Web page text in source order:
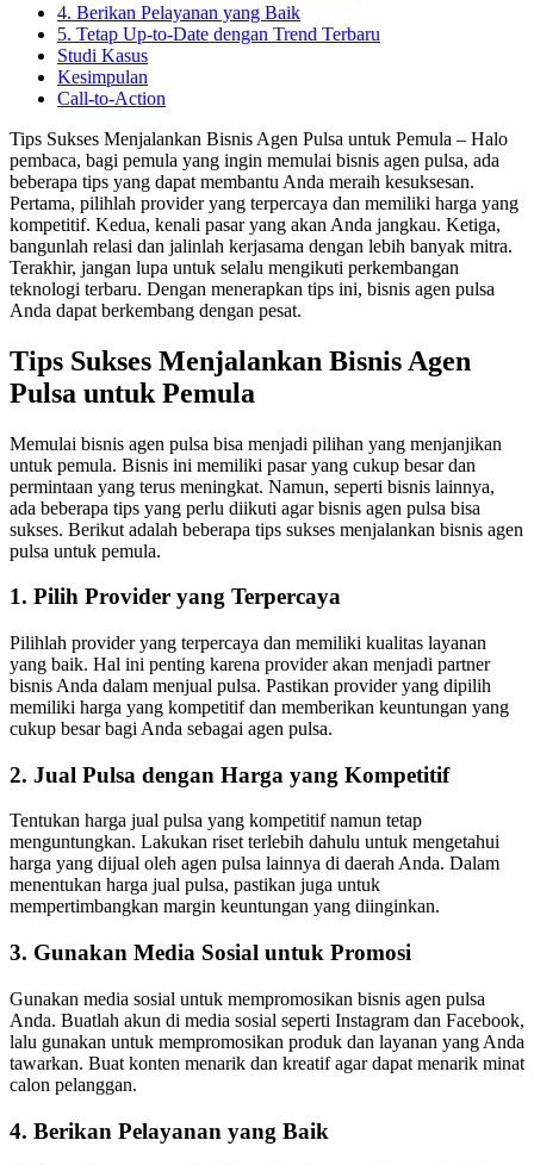
4. Berikan Pelayanan yang Baik
5. Tetap Up-to-Date dengan Trend Terbaru
Studi Kasus
Kesimpulan
Call-to-Action
Tips Sukses Menjalankan Bisnis Agen Pulsa untuk Pemula – Halo
pembaca, bagi pemula yang ingin memulai bisnis agen pulsa, ada
beberapa tips yang dapat membantu Anda meraih kesuksesan.
Pertama, pilihlah provider yang terpercaya dan memiliki harga yang
kompetitif. Kedua, kenali pasar yang akan Anda jangkau. Ketiga,
bangunlah relasi dan jalinlah kerjasama dengan lebih banyak mitra.
Terakhir, jangan lupa untuk selalu mengikuti perkembangan
teknologi terbaru. Dengan menerapkan tips ini, bisnis agen pulsa
Anda dapat berkembang dengan pesat.
Tips Sukses Menjalankan Bisnis Agen
Pulsa untuk Pemula
Memulai bisnis agen pulsa bisa menjadi pilihan yang menjanjikan
untuk pemula. Bisnis ini memiliki pasar yang cukup besar dan
permintaan yang terus meningkat. Namun, seperti bisnis lainnya,
ada beberapa tips yang perlu diikuti agar bisnis agen pulsa bisa
sukses. Berikut adalah beberapa tips sukses menjalankan bisnis agen
pulsa untuk pemula.
1. Pilih Provider yang Terpercaya
Pilihlah provider yang terpercaya dan memiliki kualitas layanan
yang baik. Hal ini penting karena provider akan menjadi partner
bisnis Anda dalam menjual pulsa. Pastikan provider yang dipilih
memiliki harga yang kompetitif dan memberikan keuntungan yang
cukup besar bagi Anda sebagai agen pulsa.
2. Jual Pulsa dengan Harga yang Kompetitif
Tentukan harga jual pulsa yang kompetitif namun tetap
menguntungkan. Lakukan riset terlebih dahulu untuk mengetahui
harga yang dijual oleh agen pulsa lainnya di daerah Anda. Dalam
menentukan harga jual pulsa, pastikan juga untuk
mempertimbangkan margin keuntungan yang diinginkan.
3. Gunakan Media Sosial untuk Promosi
Gunakan media sosial untuk mempromosikan bisnis agen pulsa
Anda. Buatlah akun di media sosial seperti Instagram dan Facebook,
lalu gunakan untuk mempromosikan produk dan layanan yang Anda
tawarkan. Buat konten menarik dan kreatif agar dapat menarik minat
calon pelanggan.
4. Berikan Pelayanan yang Baik